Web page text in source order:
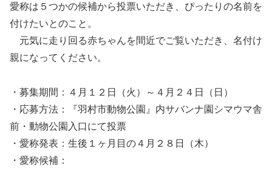
愛称は５つかの候補から投票いただき、ぴったりの名前を
付けたいとのこと。
元気に走り回る赤ちゃんを間近でご覧いただき、名付け
親になってください。
・募集期間：４月１２日（火）～４月２４日（日）
・応募方法：『羽村市動物公園』内サバンナ園シマウマ舎
前・動物公園入口にて投票
・愛称発表：生後１ヶ月目の４月２８日（木）
・愛称候補：